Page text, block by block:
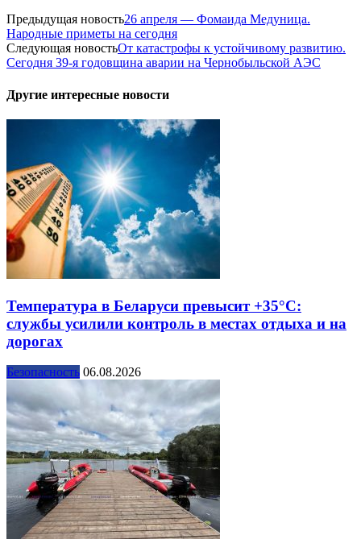
Предыдущая новость26 апреля — Фомаида Медуница.
Народные приметы на сегодня
Следующая новостьОт катастрофы к устойчивому развитию.
Сегодня 39-я годовщина аварии на Чернобыльской АЭС
Другие интересные новости
Температура в Беларуси превысит +35°С:
службы усилили контроль в местах отдыха и на
дорогах
Безопасность 06.08.2026